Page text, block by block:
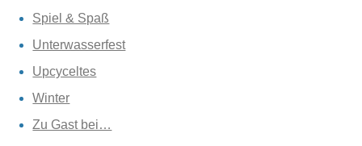
Spiel & Spaß
Unterwasserfest
Upcyceltes
Winter
Zu Gast bei…